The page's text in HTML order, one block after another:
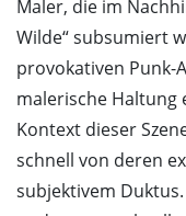
Maler, die im
Wilde“ subsumiert
provokativen Punk-
malerische Haltung
Kontext dieser
schnell von deren
subjektivem